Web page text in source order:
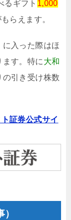
るギフト 1,000
らえます。
入った際はほ
ます。特に 大和
引き受け株数
証券公式サイ